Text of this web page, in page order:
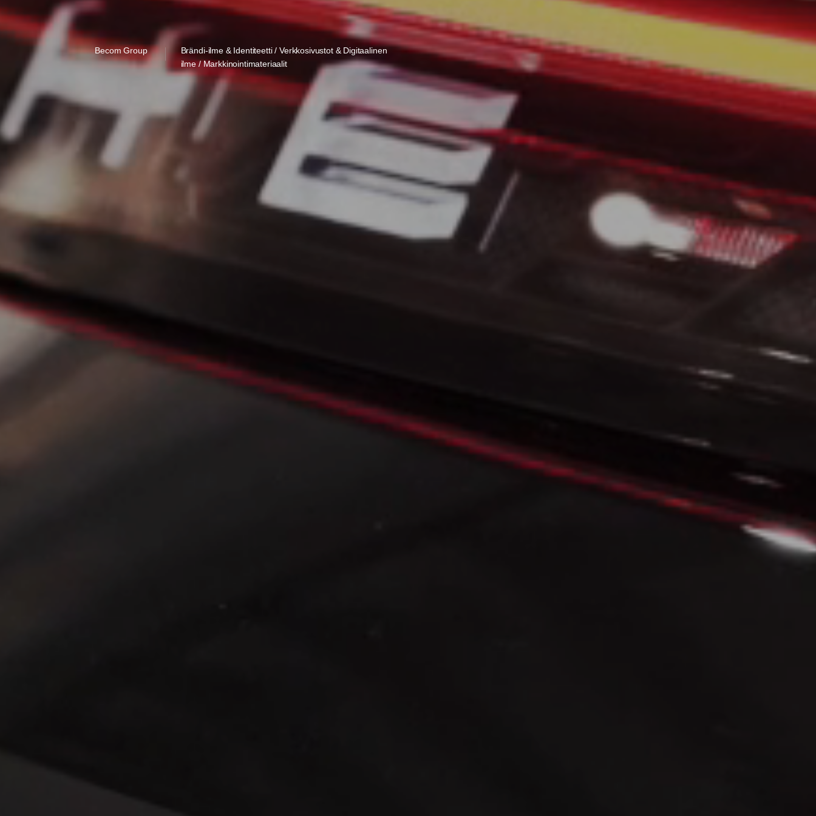
Becom Group
Brändi-ilme & Identiteetti / Verkkosivustot & Digitaalinen
ilme / Markkinointimateriaalit